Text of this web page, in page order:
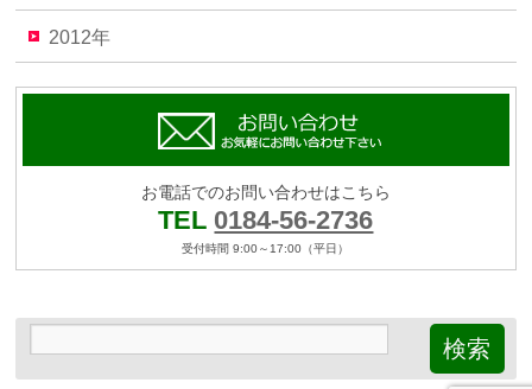
2012年
お電話でのお問い合わせはこちら
TEL 0184-56-2736
受付時間 9:00～17:00（平日）